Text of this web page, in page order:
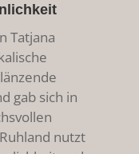
Tatjana
gab sich in
nutzt